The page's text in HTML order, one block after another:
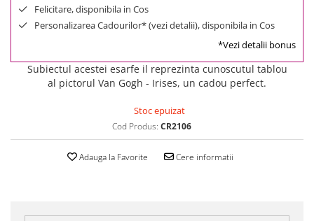
Felicitare, disponibila in Cos
Personalizarea Cadourilor* (vezi detalii), disponibila in Cos
*Vezi detalii bonus
Subiectul acestei esarfe il reprezinta cunoscutul tablou
al pictorul Van Gogh - Irises, un cadou perfect.
Stoc epuizat
Cod Produs: CR2106
Adauga la Favorite Cere informatii